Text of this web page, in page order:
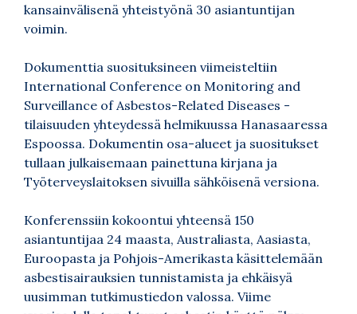
kansainvälisenä yhteistyönä 30 asiantuntijan
voimin.
Dokumenttia suosituksineen viimeisteltiin
International Conference on Monitoring and
Surveillance of Asbestos-Related Diseases -
tilaisuuden yhteydessä helmikuussa Hanasaaressa
Espoossa. Dokumentin osa-alueet ja suositukset
tullaan julkaisemaan painettuna kirjana ja
Työterveyslaitoksen sivuilla sähköisenä versiona.
Konferenssiin kokoontui yhteensä 150
asiantuntijaa 24 maasta, Australiasta, Aasiasta,
Euroopasta ja Pohjois-Amerikasta käsittelemään
asbestisairauksien tunnistamista ja ehkäisyä
uusimman tutkimustiedon valossa. Viime